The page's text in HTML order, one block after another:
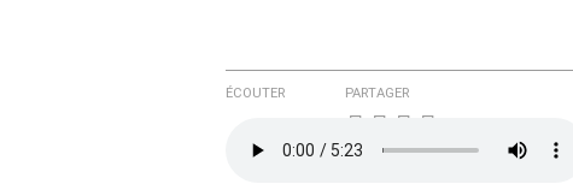
ÉCOUTER PARTAGER